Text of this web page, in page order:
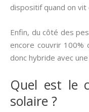
dispositif quand on vit
Enfin, du côté des
encore couvrir 100%
donc hybride avec
Quel est le
solaire ?